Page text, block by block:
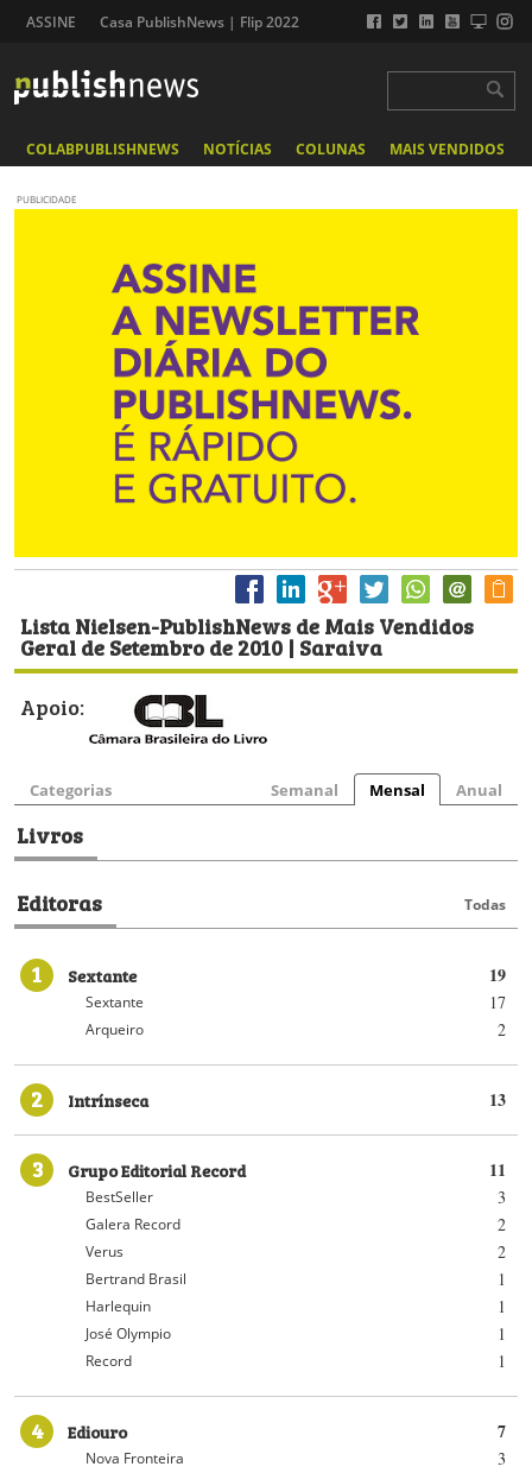
ASSINE Casa PublishNews | Flip 2022
COLABPUBLISHNEWS NOTÍCIAS COLUNAS MAIS VENDIDOS
PUBLICIDADE
Lista Nielsen-PublishNews de Mais Vendidos
Geral de Setembro de 2010 | Saraiva
Apoio:
Categorias Semanal Mensal Anual
Livros
Editoras Todas
1 19
Sextante
17
Sextante
2
Arqueiro
2 13
Intrínseca
3 11
Grupo Editorial Record
3
BestSeller
2
Galera Record
2
Verus
1
Bertrand Brasil
1
Harlequin
1
José Olympio
1
Record
4 7
Ediouro
3
Nova Fronteira